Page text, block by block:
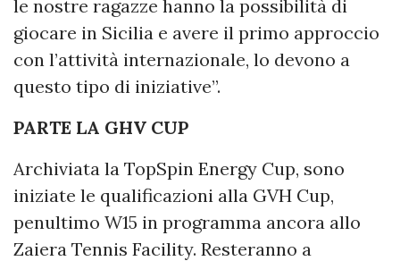
le nostre ragazze hanno la possibilità di
giocare in Sicilia e avere il primo approccio
con l’attività internazionale, lo devono a
questo tipo di iniziative”.
PARTE LA GHV CUP
Archiviata la TopSpin Energy Cup, sono
iniziate le qualificazioni alla GVH Cup,
penultimo W15 in programma ancora allo
Zaiera Tennis Facility. Resteranno a